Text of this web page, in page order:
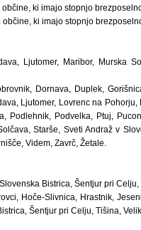
ki imajo stopnjo
ki imajo stopnjo
Ljutomer, Maribor, Murska
Dornava, Duplek,
Ljutomer, Lovrenc na
Podlehnik, Podvelka, Ptuj,
Starše, Sveti Andraž v
Videm, Zavrč, Žetale.
Bistrica, Šentjur pri Celju,
Hoče-Slivnica, Hrastnik,
Šentjur pri Celju, Tišina,